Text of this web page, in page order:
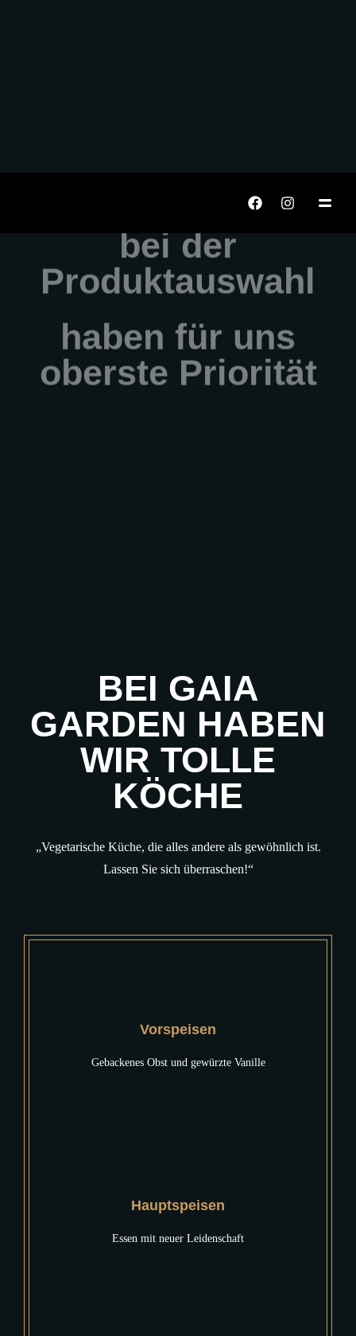
bei der
Produktauswahl
haben für uns
BEI GAIA
GARDEN HABEN
WIR TOLLE
KÖCHE
„Vegetarische Küche, die alles andere als gewöhnlich ist.
Lassen Sie sich überraschen!“
Vorspeisen
Gebackenes Obst und gewürzte Vanille
Hauptspeisen
Essen mit neuer Leidenschaft